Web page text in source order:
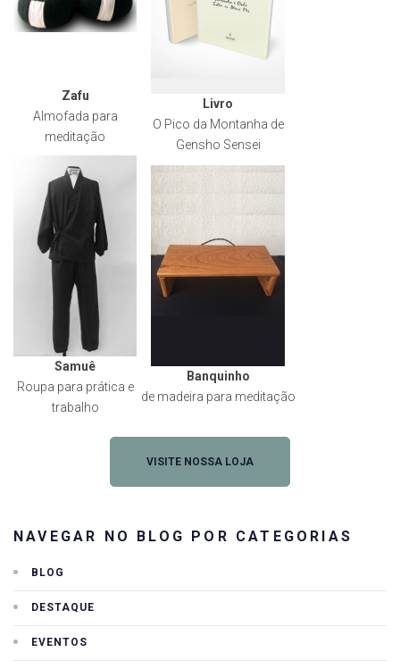
Zafu
Almofada para
meditação
Livro
O Pico da Montanha de
Gensho Sensei
Samuê
Roupa para prática e
trabalho
Banquinho
de madeira para meditação
VISITE NOSSA LOJA
NAVEGAR NO BLOG POR CATEGORIAS
BLOG
DESTAQUE
EVENTOS